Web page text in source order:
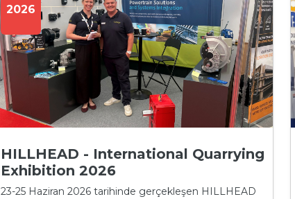
2026
HILLHEAD - International Quarrying
Exhibition 2026
23-25 Haziran 2026 tarihinde gerçekleşen HILLHEAD